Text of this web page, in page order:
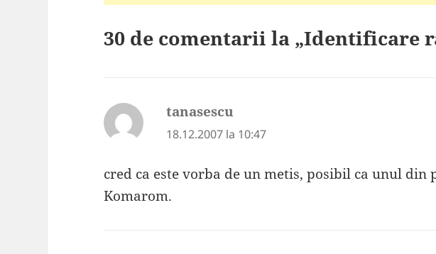
30 de comentarii la „Identificare
tanasescu
18.12.2007 la 10:47
cred ca este vorba de un metis, posibil ca unul din
Komarom.